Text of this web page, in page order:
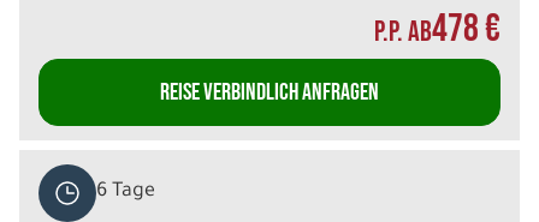
P.P. AB478 €
REISE VERBINDLICH ANFRAGEN
6 Tage